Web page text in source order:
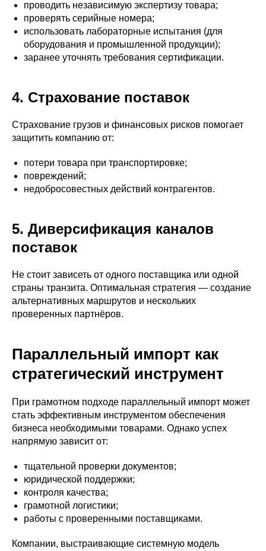
проводить независимую экспертизу товара;
проверять серийные номера;
использовать лабораторные испытания (для
оборудования и промышленной продукции);
заранее уточнять требования сертификации.
4. Страхование поставок
Страхование грузов и финансовых рисков помогает
защитить компанию от:
потери товара при транспортировке;
повреждений;
недобросовестных действий контрагентов.
5. Диверсификация каналов
поставок
Не стоит зависеть от одного поставщика или одной
страны транзита. Оптимальная стратегия — создание
альтернативных маршрутов и нескольких
проверенных партнёров.
Параллельный импорт как
стратегический инструмент
При грамотном подходе параллельный импорт может
стать эффективным инструментом обеспечения
бизнеса необходимыми товарами. Однако успех
напрямую зависит от:
тщательной проверки документов;
юридической поддержки;
контроля качества;
грамотной логистики;
работы с проверенными поставщиками.
Компании, выстраивающие системную модель